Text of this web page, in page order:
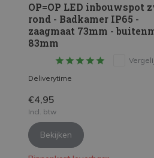
OP=OP LED inbouwspot
rond - Badkamer IP65 -
zaagmaat 73mm -
83mm
Deliverytime
€4,95
Incl. btw
Bekijken